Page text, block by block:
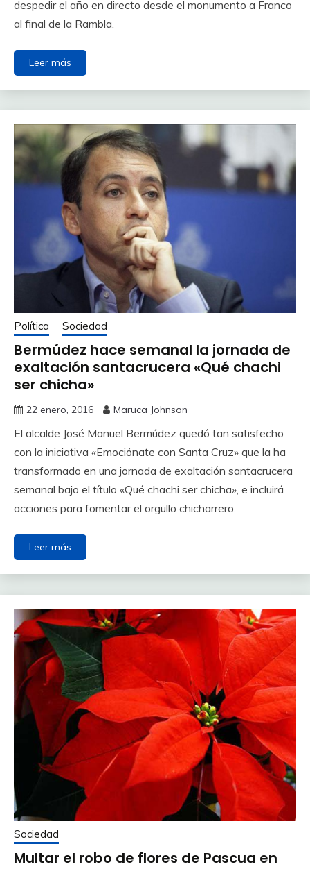
despedir el año en directo desde el monumento a Franco
al final de la Rambla.
Leer más
Política Sociedad
Bermúdez hace semanal la jornada de
exaltación santacrucera «Qué chachi
ser chicha»
22 enero, 2016 Maruca Johnson
El alcalde José Manuel Bermúdez quedó tan satisfecho
con la iniciativa «Emociónate con Santa Cruz» que la ha
transformado en una jornada de exaltación santacrucera
semanal bajo el título «Qué chachi ser chicha», e incluirá
acciones para fomentar el orgullo chicharrero.
Leer más
Sociedad
Multar el robo de flores de Pascua en